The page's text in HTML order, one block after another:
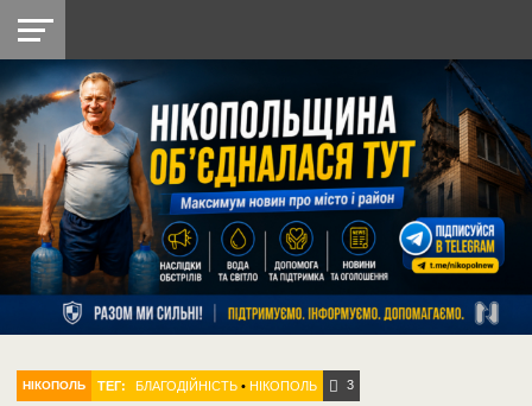
НІКОПОЛЬ
РАЙОН
СІЧЕСЛАВСЬКА
УКРАЇНА
РЕТРО
НІКОПОЛЬ
ЛАЙТ
УКРАЇНА
ДОПОМОГА
РАДІО
НІКОПОЛЬ ТЕГ: БЛАГОДІЙНІСТЬ •НІКОПОЛЬ 3